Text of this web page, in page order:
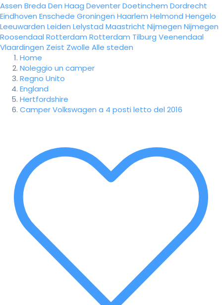
Assen Breda Den Haag DeventerDoetinchem Dordrecht
Eindhoven Enschede Groningen Haarlem Helmond Hengelo
Leeuwarden Leiden Lelystad Maastricht Nijmegen Nijmegen
Roosendaal Rotterdam Rotterdam Tilburg Veenendaal
Vlaardingen Zeist Zwolle Alle steden
Home
Noleggio un camper
Regno Unito
England
Hertfordshire
Camper Volkswagen a 4 posti letto del 2016